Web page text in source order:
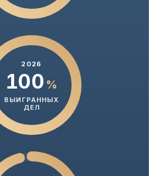
2026
100 %
ВЫИГРАННЫХ
ДЕЛ